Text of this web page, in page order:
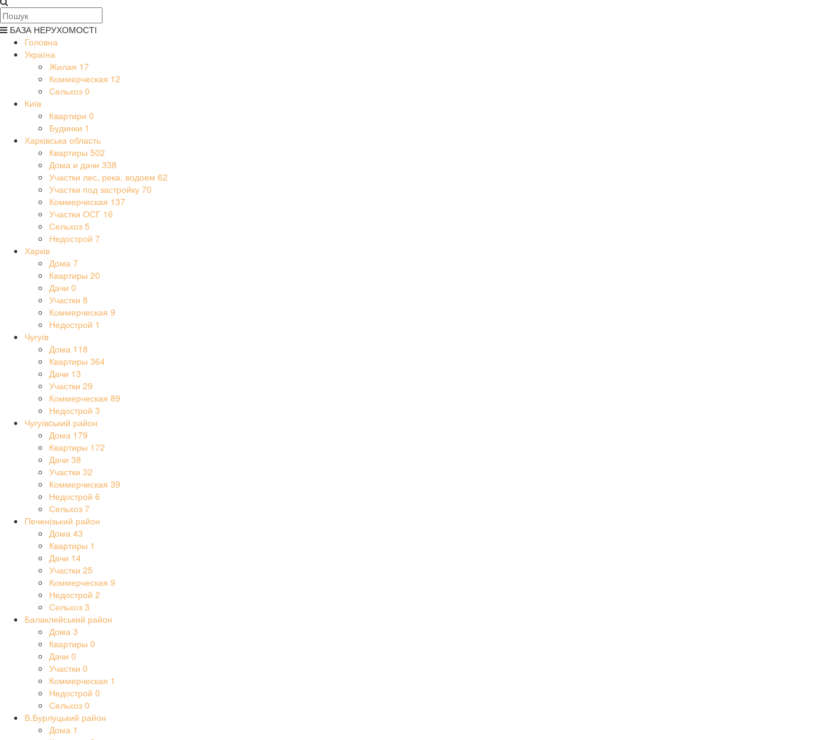
БАЗА НЕРУХОМОСТІ
Головна
Україна
Жилая 17
Коммерческая 12
Сельхоз 0
Київ
Квартири 0
Будинки 1
Харківська область
Квартиры 502
Дома и дачи 338
Участки лес, река, водоем 62
Участки под застройку 70
Коммерческая 137
Участки ОСГ 16
Сельхоз 5
Недострой 7
Харків
Дома 7
Квартиры 20
Дачи 0
Участки 8
Коммерческая 9
Недострой 1
Чугуїв
Дома 118
Квартиры 364
Дачи 13
Участки 29
Коммерческая 89
Недострой 3
Чугуївcький район
Дома 179
Квартиры 172
Дачи 38
Участки 32
Коммерческая 39
Недострой 6
Сельхоз 7
Печенізький район
Дома 43
Квартиры 1
Дачи 14
Участки 25
Коммерческая 9
Недострой 2
Сельхоз 3
Балаклейський район
Дома 3
Квартиры 0
Дачи 0
Участки 0
Коммерческая 1
Недострой 0
Сельхоз 0
В.Бурлуцький район
Дома 1